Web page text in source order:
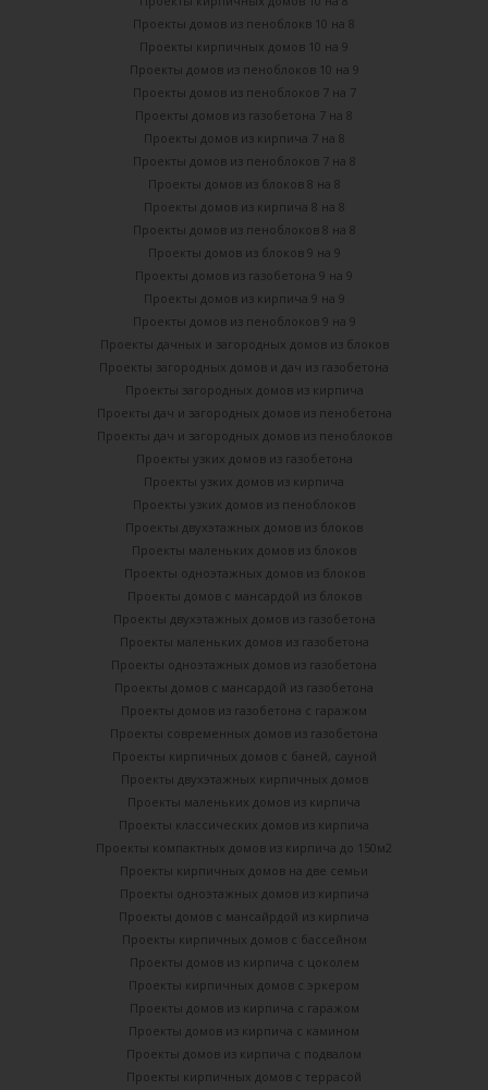
Проекты домов из пеноблокв 10 на 8
Проекты кирпичных домов 10 на 9
Проекты домов из пеноблоков 10 на 9
Проекты домов из пеноблоков 7 на 7
Проекты домов из газобетона 7 на 8
Проекты домов из кирпича 7 на 8
Проекты домов из пеноблоков 7 на 8
Проекты домов из блоков 8 на 8
Проекты домов из кирпича 8 на 8
Проекты домов из пеноблоков 8 на 8
Проекты домов из блоков 9 на 9
Проекты домов из газобетона 9 на 9
Проекты домов из кирпича 9 на 9
Проекты домов из пеноблоков 9 на 9
Проекты дачных и загородных домов из блоков
Проекты загородных домов и дач из газобетона
Проекты загородных домов из кирпича
Проекты дач и загородных домов из пенобетона
Проекты дач и загородных домов из пеноблоков
Проекты узких домов из газобетона
Проекты узких домов из кирпича
Проекты узких домов из пеноблоков
Проекты двухэтажных домов из блоков
Проекты маленьких домов из блоков
Проекты одноэтажных домов из блоков
Проекты домов с мансардой из блоков
Проекты двухэтажных домов из газобетона
Проекты маленьких домов из газобетона
Проекты одноэтажных домов из газобетона
Проекты домов с мансардой из газобетона
Проекты домов из газобетона с гаражом
Проекты современных домов из газобетона
Проекты кирпичных домов с баней, сауной
Проекты двухэтажных кирпичных домов
Проекты маленьких домов из кирпича
Проекты классических домов из кирпича
Проекты компактных домов из кирпича до 150м2
Проекты кирпичных домов на две семьи
Проекты одноэтажных домов из кирпича
Проекты домов с мансайрдой из кирпича
Проекты кирпичных домов с бассейном
Проекты домов из кирпича с цоколем
Проекты кирпичных домов с эркером
Проекты домов из кирпича с гаражом
Проекты домов из кирпича с камином
Проекты домов из кирпича с подвалом
Проекты кирпичных домов с террасой